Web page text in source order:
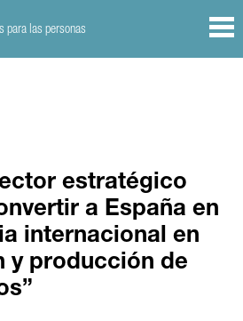
para las personas
estratégico
a España en
internacional en
y producción de